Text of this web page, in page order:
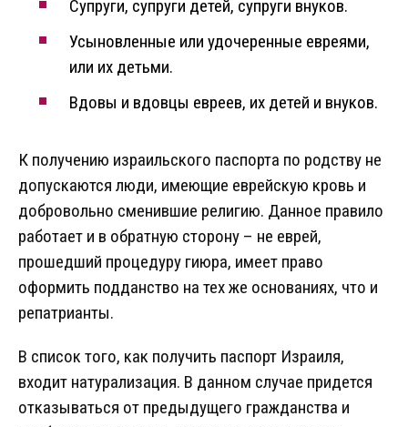
Супруги, супруги детей, супруги внуков.
Усыновленные или удочеренные евреями,
или их детьми.
Вдовы и вдовцы евреев, их детей и внуков.
К получению израильского паспорта по родству не
допускаются люди, имеющие еврейскую кровь и
добровольно сменившие религию. Данное правило
работает и в обратную сторону – не еврей,
прошедший процедуру гиюра, имеет право
оформить подданство на тех же основаниях, что и
репатрианты.
В список того, как получить паспорт Израиля,
входит натурализация. В данном случае придется
отказываться от предыдущего гражданства и